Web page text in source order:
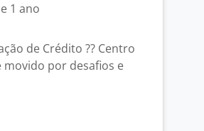
1 ano
de Crédito ?? Centro
movido por desafios e